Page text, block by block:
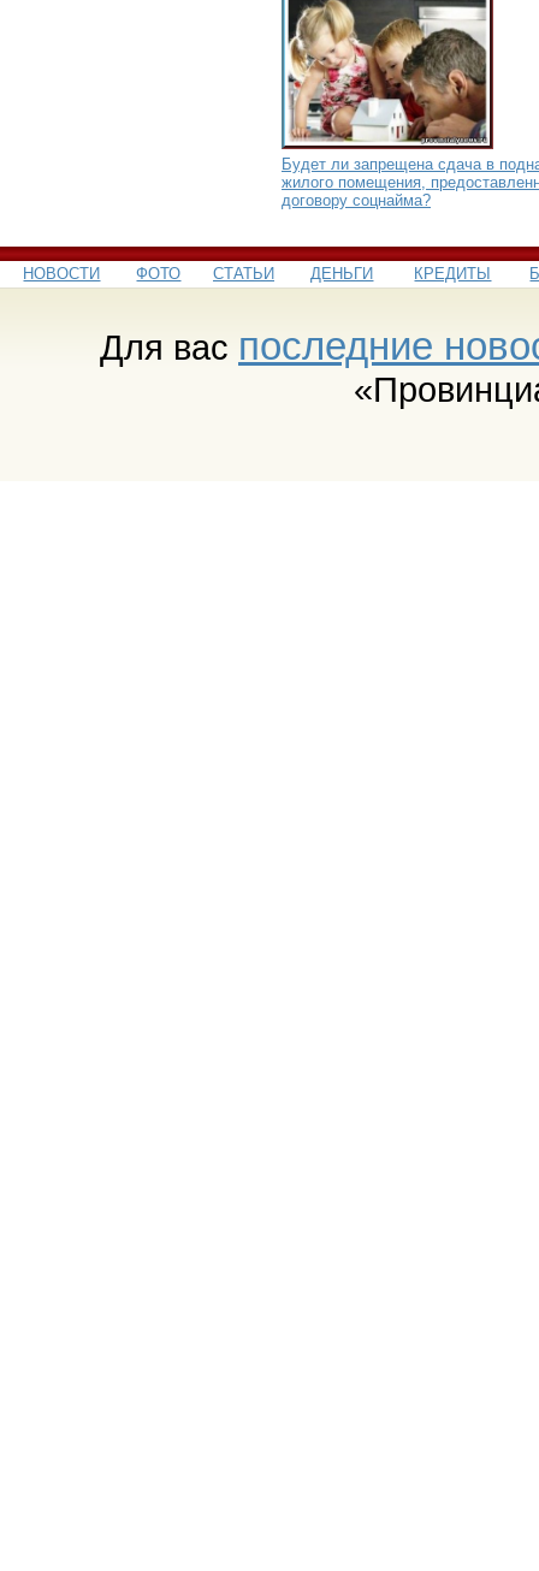
Будет ли запрещена сдача в
жилого помещения,
договору соцнайма?
НОВОСТИ ФОТО СТАТЬИ ДЕНЬГИ КРЕДИТЫ
Для вас последние